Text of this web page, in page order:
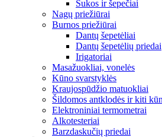
Šukos ir šepečiai
Nagų priežiūrai
Burnos priežiūrai
Dantų šepetėliai
Dantų šepetėlių priedai
Irigatoriai
Masažuokliai, vonelės
Kūno svarstyklės
Kraujospūdžio matuokliai
Šildomos antklodės ir kiti
Elektroniniai termometrai
Alkotesteriai
Barzdaskučių priedai